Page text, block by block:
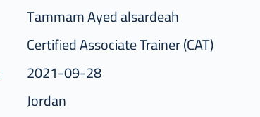
Tammam Ayed alsardeah
Certified Associate Trainer (CAT)
2021-09-28
Jordan